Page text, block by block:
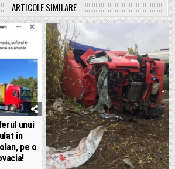
ARTICOLE SIMILARE
unui
în
pe o